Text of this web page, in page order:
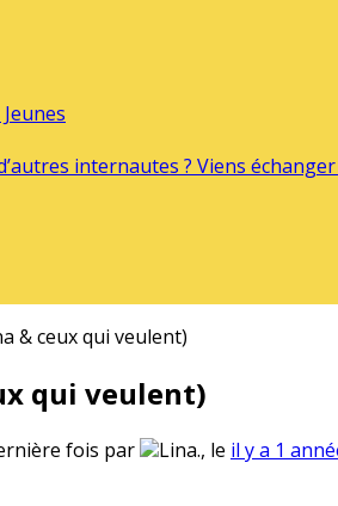
internautes ? Viens
& ceux qui veulent)
qui veulent)
fois par Lina., le il y a 1